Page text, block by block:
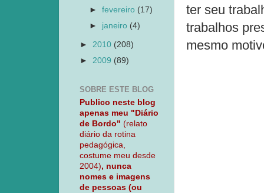
ter seu
trabalhos
mesmo
►fevereiro (17)
► janeiro (4)
► 2010 (208)
► 2009 (89)
SOBRE ESTE BLOG
Publico neste blog
apenas meu "Diário
de Bordo" (relato
diário da rotina
pedagógica,
costume meu desde
2004), nunca
nomes e imagens
de pessoas (ou